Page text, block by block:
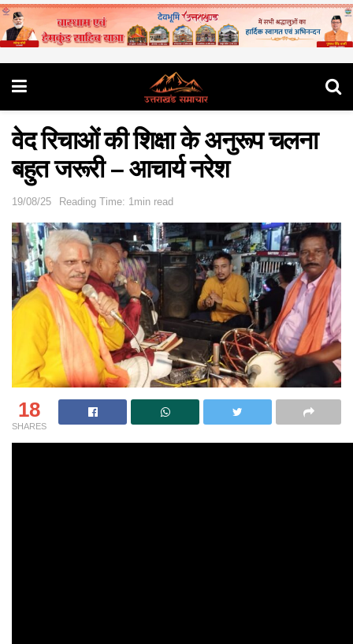
वेद रिचाओं की शिक्षा के अनुरूप चलना
बहुत जरूरी – आचार्य नरेश
19/08/25 Reading Time: 1min read
18
SHARES